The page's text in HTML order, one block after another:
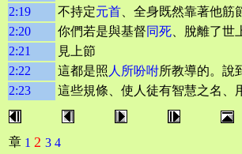
2:19
不持定元首 、全身既然靠著他筋
2:20
你們若是與基督同死 、脫離了世
2:21
見上節
2:22
這都是照 人所吩咐所教導的。說
2:23
這些規條、使人徒有智慧之名、
章 1 2 3 4